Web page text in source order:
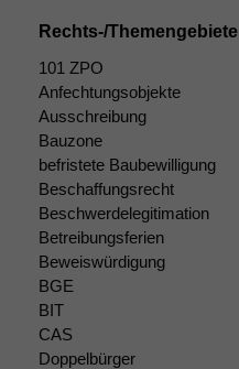
Rechts-/Themengebiete
101 ZPO
Anfechtungsobjekte
Ausschreibung
Bauzone
befristete Baubewilligung
Beschaffungsrecht
Beschwerdelegitimation
Betreibungsferien
Beweiswürdigung
BGE
BIT
CAS
Doppelbürger